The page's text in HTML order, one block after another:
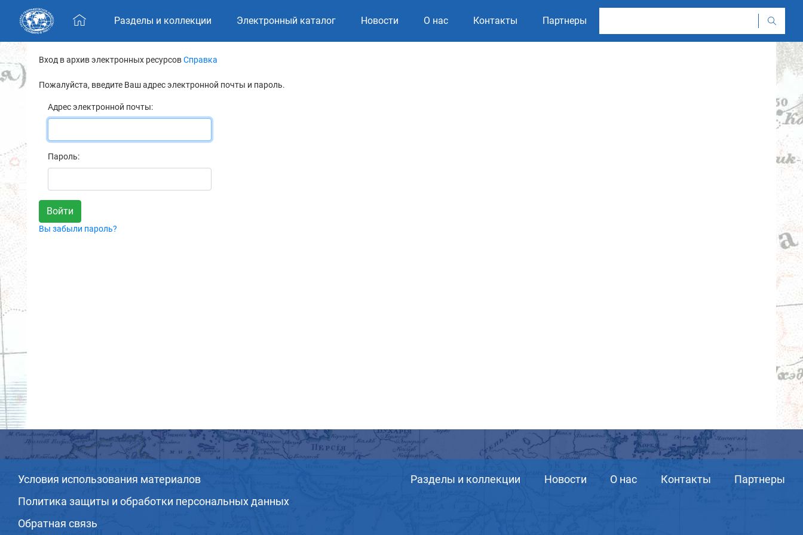
Skip navigation
Разделы и коллекции Электронный каталог Новости О нас Контакты Партнеры
Вход в архив электронных ресурсовСправка
Пожалуйста, введите Ваш адрес электронной почты и пароль.
Адрес электронной почты:
Пароль:
Вы забыли пароль?
Условия использования материалов
Политика защиты и обработки персональных данных
Обратная связь
Разделы и коллекции Новости О нас Контакты Партнеры